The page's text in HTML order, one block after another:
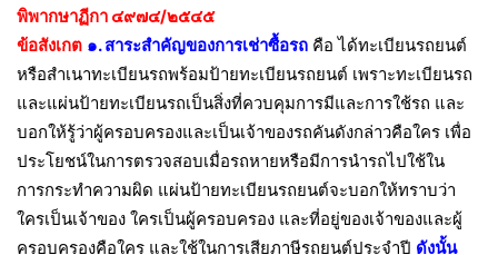
พิพากษาฏีกา ๔๙๗๔/๒๕๔๕
ข้อสังเกต ๑. สาระสำคัญของการเช่าซื้อรถ คือ ได้ทะเบียนรถยนต์
หรือสำเนาทะเบียนรถพร้อมป้ายทะเบียนรถยนต์ เพราะทะเบียนรถ
และแผ่นป้ายทะเบียนรถเป็นสิ่งที่ควบคุมการมีและการใช้รถ และ
บอกให้รู้ว่าผู้ครอบครองและเป็นเจ้าของรถคันดังกล่าวคือใคร เพื่อ
ประโยชน์ในการตรวจสอบเมื่อรถหายหรือมีการนำรถไปใช้ใน
การกระทำความผิด แผ่นป้ายทะเบียนรถยนต์จะบอกให้ทราบว่า
ใครเป็นเจ้าของ ใครเป็นผู้ครอบครอง และที่อยู่ของเจ้าของและผู้
ครอบครองคือใคร และใช้ในการเสียภาษีรถยนต์ประจำปี ดังนั้น